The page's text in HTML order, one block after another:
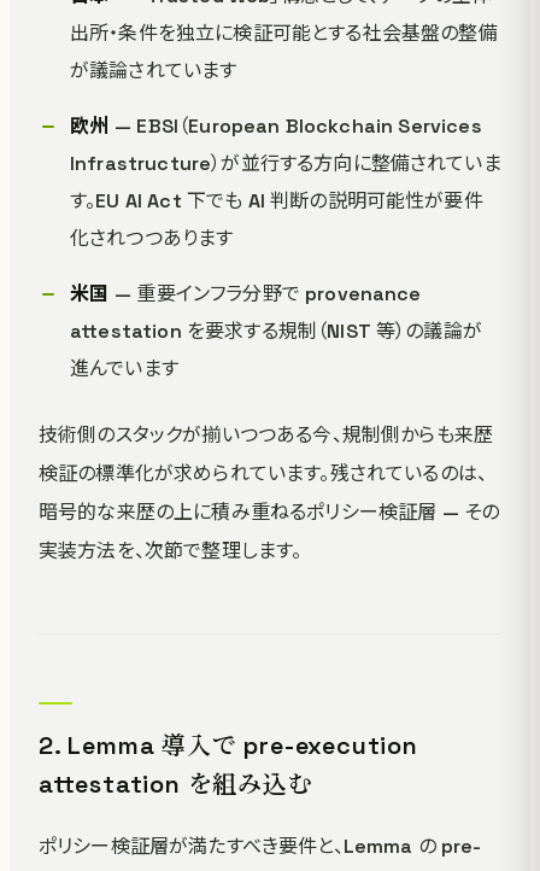
出所・条件を独立に検証可能とする社会基盤の整備
が議論されています
欧州 — EBSI（European Blockchain Services
Infrastructure）が並行する方向に整備されていま
す。EU AI Act 下でも AI 判断の説明可能性が要件
化されつつあります
米国 — 重要インフラ分野で provenance
attestation を要求する規制（NIST 等）の議論が
進んでいます
技術側のスタックが揃いつつある今、規制側からも来歴
検証の標準化が求められています。残されているのは、
暗号的な来歴の上に積み重ねるポリシー検証層 — その
実装方法を、次節で整理します。
2. Lemma 導入で pre-execution
attestation を組み込む
ポリシー検証層が満たすべき要件と、Lemma の pre-